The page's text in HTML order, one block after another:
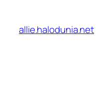
konten
allie.halodunia.net